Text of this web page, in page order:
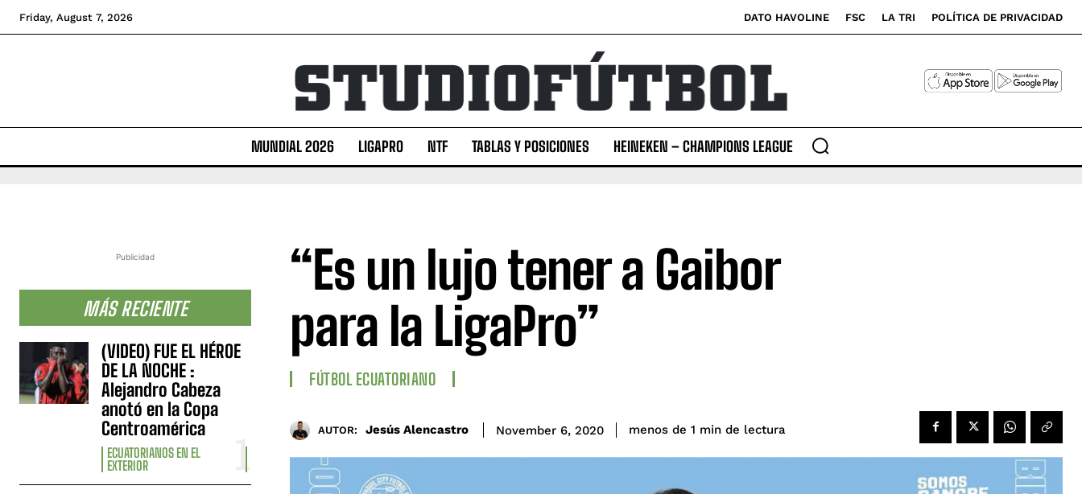
Friday, August 7, 2026 DATO HAVOLINE FSC LA TRI POLÍTICA DE PRIVACIDAD
MUNDIAL 2026 LIGAPRO NTF TABLAS Y POSICIONES HEINEKEN – CHAMPIONS LEAGUE
Publicidad
MÁS RECIENTE
(VIDEO) FUE EL HÉROE
DE LA NOCHE :
Alejandro Cabeza
anotó en la Copa
Centroamérica
ECUATORIANOS EN EL
EXTERIOR
“Es un lujo tener a Gaibor
para la LigaPro”
FÚTBOL ECUATORIANO
AUTOR: Jesús Alencastro November 6, 2020 menos de 1 min de lectura